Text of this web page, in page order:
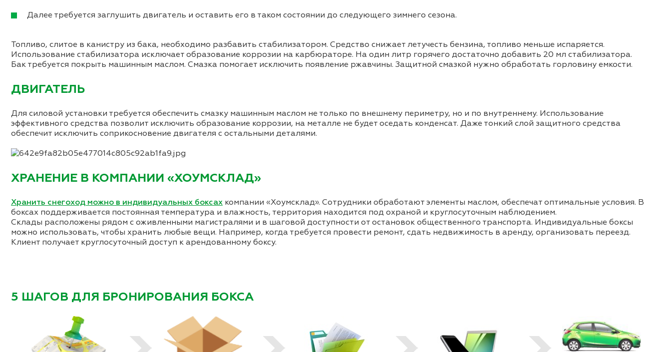
Далее требуется заглушить двигатель и оставить его в таком состоянии до следующего зимнего сезона.
Топливо, слитое в канистру из бака, необходимо разбавить стабилизатором. Средство снижает летучесть бензина, топливо меньше испаряется.
Использование стабилизатора исключает образование коррозии на карбюраторе. На один литр горячего достаточно добавить 20 мл стабилизатора.
Бак требуется покрыть машинным маслом. Смазка помогает исключить появление ржавчины. Защитной смазкой нужно обработать горловину емкости.
ДВИГАТЕЛЬ
Для силовой установки требуется обеспечить смазку машинным маслом не только по внешнему периметру, но и по внутреннему. Использование
эффективного средства позволит исключить образование коррозии, на металле не будет оседать конденсат. Даже тонкий слой защитного средства
обеспечит исключить соприкосновение двигателя с остальными деталями.
ХРАНЕНИЕ В КОМПАНИИ «ХОУМСКЛАД»
Хранить снегоход можно в индивидуальных боксах компании «Хоумсклад». Сотрудники обработают элементы маслом, обеспечат оптимальные условия. В
боксах поддерживается постоянная температура и влажность, территория находится под охраной и круглосуточным наблюдением.
Склады расположены рядом с оживленными магистралями и в шаговой доступности от остановок общественного транспорта. Индивидуальные боксы
можно использовать, чтобы хранить любые вещи. Например, когда требуется провести ремонт, сдать недвижимость в аренду, организовать переезд.
Клиент получает круглосуточный доступ к арендованному боксу.
5 ШАГОВ ДЛЯ БРОНИРОВАНИЯ БОКСА